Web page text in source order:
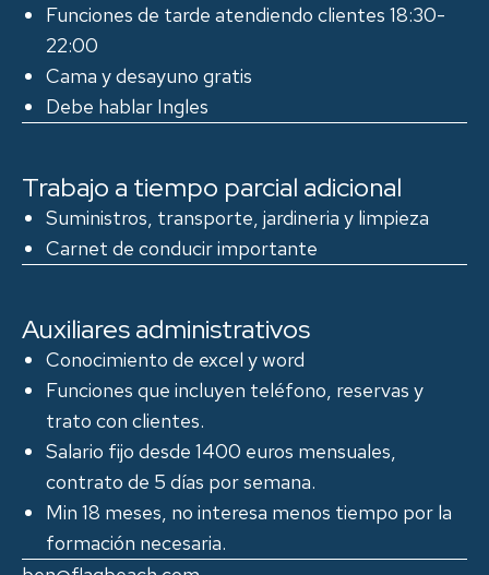
Funciones de tarde atendiendo clientes 18:30-
22:00
Cama y desayuno gratis
Debe hablar Ingles
Trabajo a tiempo parcial adicional
Suministros, transporte, jardineria y limpieza
Carnet de conducir importante
Auxiliares administrativos
Conocimiento de excel y word
Funciones que incluyen teléfono, reservas y
trato con clientes.
Salario fijo desde 1400 euros mensuales,
contrato de 5 días por semana.
Min 18 meses, no interesa menos tiempo por la
formación necesaria.